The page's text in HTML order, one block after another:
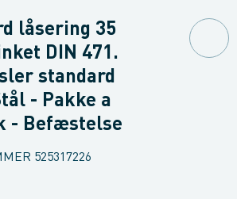
låsering 35
DIN 471.
standard
- Pakke a
- Befæstelse
525317226